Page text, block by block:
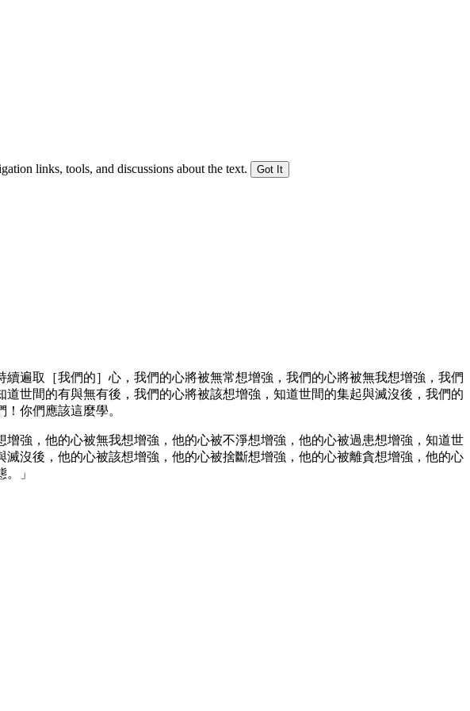
links, tools, and discussions about the text. Got It
遍取［我們的］心，我們的心將被無常想增強，我們的心將被無我想增強，我們
世間的有與無有後，我們的心將被該想增強，知道世間的集起與滅沒後，我們的
你們應該這麼學。
強，他的心被無我想增強，他的心被不淨想增強，他的心被過患想增強，知道世
沒後，他的心被該想增強，他的心被捨斷想增強，他的心被離貪想增強，他的心
」